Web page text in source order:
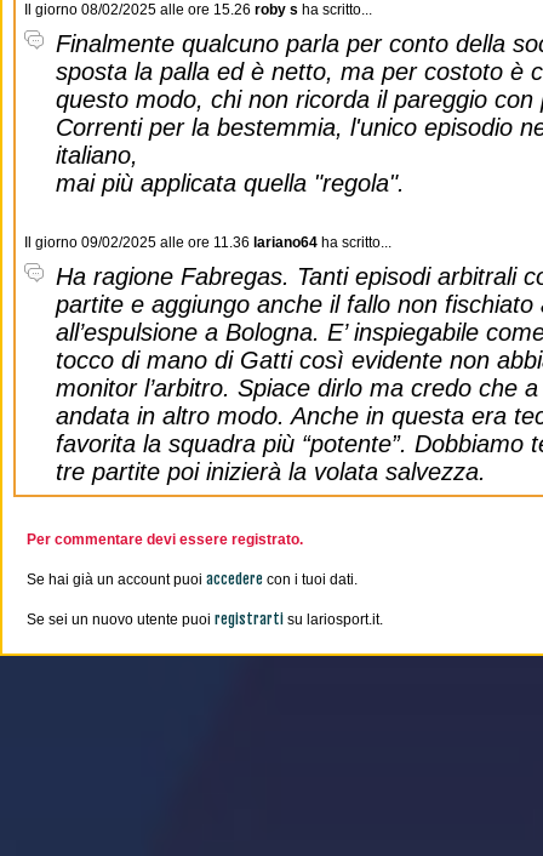
Il giorno 08/02/2025 alle ore 15.26 roby s ha scritto...
Finalmente qualcuno parla per conto della
sposta la palla ed è netto, ma per costoto è
questo modo, chi non ricorda il pareggio con
Correnti per la bestemmia, l'unico episodio
italiano,
mai più applicata quella "regola".
Il giorno 09/02/2025 alle ore 11.36 lariano64 ha scritto...
Ha ragione Fabregas. Tanti episodi arbitrali
partite e aggiungo anche il fallo non
all’espulsione a Bologna. E’ inspiegabile
tocco di mano di Gatti così evidente non
monitor l’arbitro. Spiace dirlo ma credo che
andata in altro modo. Anche in questa era
favorita la squadra più “potente”. Dobbiamo
tre partite poi inizierà la volata salvezza.
Per commentare devi essere registrato.
Se hai già un account puoi accedere con i tuoi dati.
Se sei un nuovo utente puoi registrarti su lariosport.it.